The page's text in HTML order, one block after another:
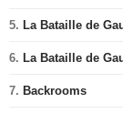
5. La Bataille de
6. La Bataille de
7. Backrooms